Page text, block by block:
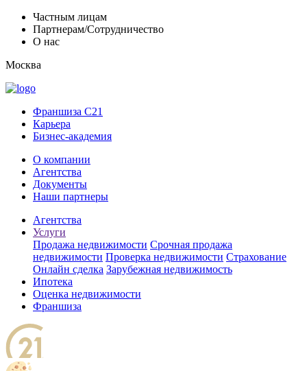
Частным лицам
Партнерам/Сотрудничество
О нас
Москва
Франшиза C21
Карьера
Бизнес-академия
О компании
Агентства
Документы
Наши партнеры
Агентства
Услуги
Продажа недвижимости Срочная продажа
недвижимости Проверка недвижимости Страхование
Онлайн сделка Зарубежная недвижимость
Ипотека
Оценка недвижимости
Франшиза